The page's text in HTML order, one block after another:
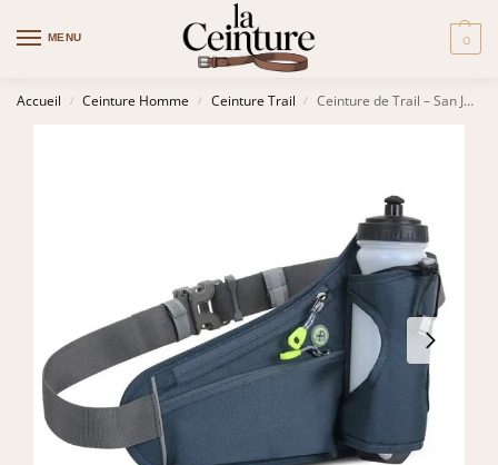
MENU 0
Accueil / Ceinture Homme / Ceinture Trail / Ceinture de Trail – San Jose